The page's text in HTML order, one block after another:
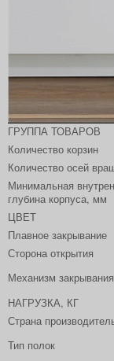
Производитель
ГРУППА ТОВАРОВ
Количество корзин
Количество осей
Минимальная
глубина корпуса, мм
ЦВЕТ
Плавное закрывание
Сторона открытия
Механизм закрывания
НАГРУЗКА, КГ
Страна
Тип полок